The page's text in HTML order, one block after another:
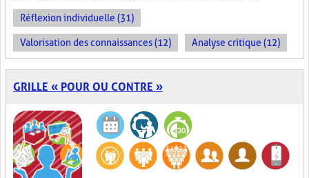
Réflexion individuelle (31)
Valorisation des connaissances (12) Analyse critique (12)
GRILLE « POUR OU CONTRE »